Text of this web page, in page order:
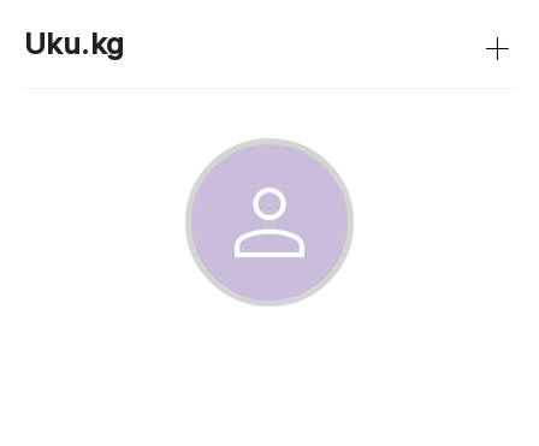
Uku.kg +